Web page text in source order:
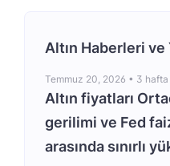
Altın Haberleri ve
Temmuz 20, 2026 • 3
Altın fiyatları
gerilimi ve Fed
arasında sınırlı